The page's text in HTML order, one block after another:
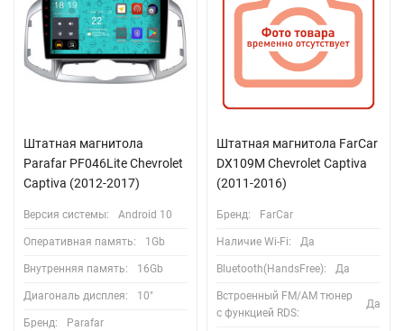
Штатная магнитола
Parafar PF046Lite Chevrolet
Captiva (2012-2017)
Версия системы: Android 10
Оперативная память: 1Gb
Внутренняя память: 16Gb
Диагональ дисплея: 10"
Бренд: Parafar
Штатная магнитола FarCar
DX109M Chevrolet Captiva
(2011-2016)
Бренд: FarCar
Наличие Wi-Fi: Да
Bluetooth(HandsFree): Да
Встроенный FM/AM тюнер
с функцией RDS:
Да